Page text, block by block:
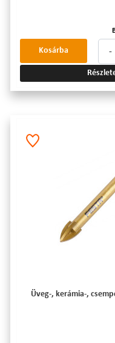
-
Kosárba
Üveg-, kerámia-,